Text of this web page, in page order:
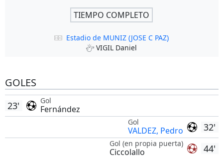
TIEMPO COMPLETO
Estadio de MUNIZ (JOSE C PAZ)
VIGIL Daniel
GOLES
Gol
Fernández
23'
32'
Gol
VALDEZ, Pedro
44'
Gol (en propia puerta)
Ciccolallo